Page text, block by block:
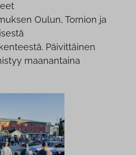
Oulun, Tornion ja
Päivittäinen
maanantaina